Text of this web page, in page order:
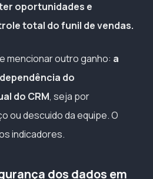
oportunidades e
total do funil de vendas.
mencionar outro ganho: a
do
do CRM, seja por
ou descuido da equipe. O
indicadores.
dos dados em